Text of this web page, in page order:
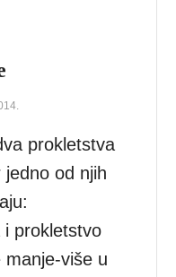
prokletstva
od njih
i prokletstvo
manje-više u